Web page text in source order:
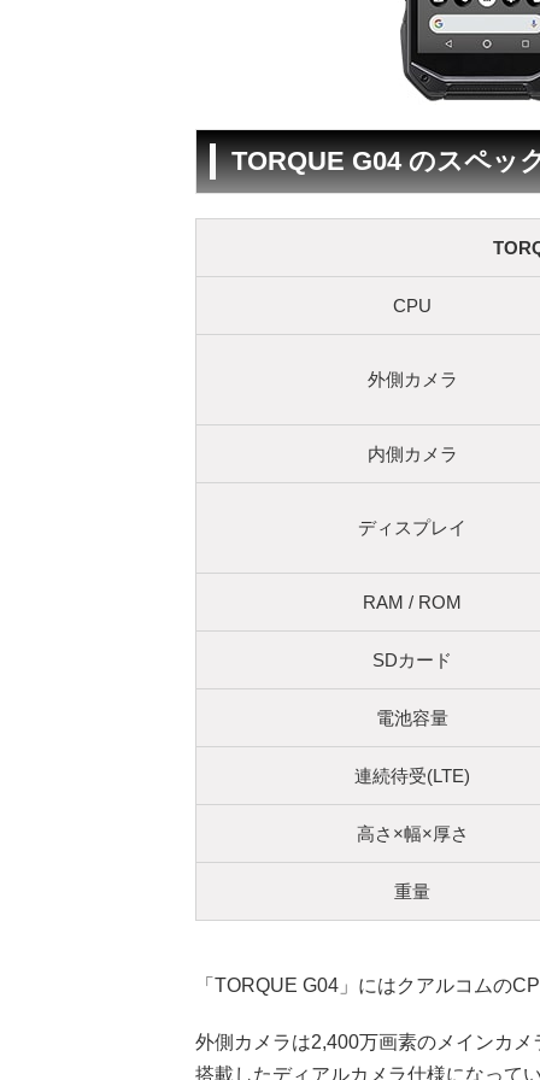
TORQUE G04 のスペッ
CPU
外側カメラ
内側カメラ
ディスプレイ
RAM / ROM
SDカード
電池容量
連続待受(LTE)
高さ×幅×厚さ
重量
「TORQUE G04」にはクアルコムの
外側カメラは2,400万画素のメインカ
搭載したディアルカメラ仕様になって